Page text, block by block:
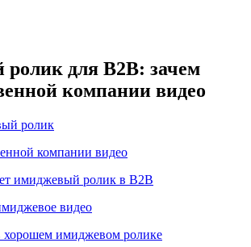
для B2B: зачем
компании видео
ролик
компании видео
имиджевый ролик в B2B
видео
хорошем имиджевом ролике